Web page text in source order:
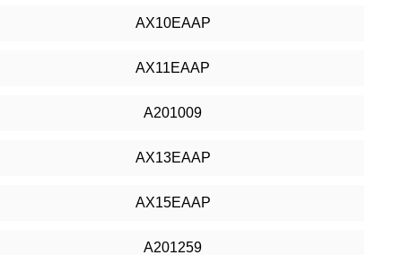
AX10EAAP
AX11EAAP
A201009
AX13EAAP
AX15EAAP
A201259